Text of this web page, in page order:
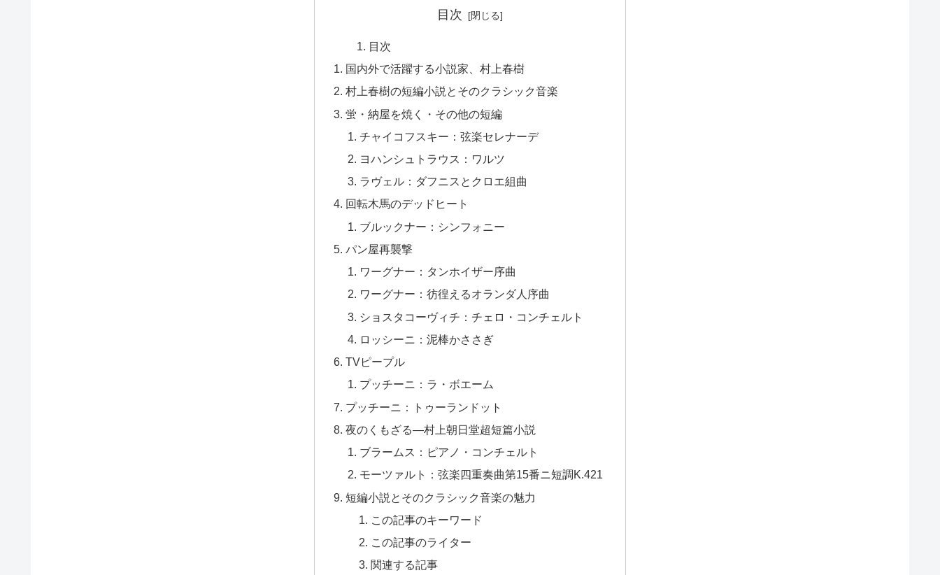
目次
目次
国内外で活躍する小説家、村上春樹
村上春樹の短編小説とそのクラシック音楽
蛍・納屋を焼く・その他の短編
チャイコフスキー：弦楽セレナーデ
ヨハンシュトラウス：ワルツ
ラヴェル：ダフニスとクロエ組曲
回転木馬のデッドヒート
ブルックナー：シンフォニー
パン屋再襲撃
ワーグナー：タンホイザー序曲
ワーグナー：彷徨えるオランダ人序曲
ショスタコーヴィチ：チェロ・コンチェルト
ロッシーニ：泥棒かささぎ
TVピープル
プッチーニ：ラ・ボエーム
プッチーニ：トゥーランドット
夜のくもざる―村上朝日堂超短篇小説
ブラームス：ピアノ・コンチェルト
モーツァルト：弦楽四重奏曲第15番ニ短調K.421
短編小説とそのクラシック音楽の魅力
この記事のキーワード
この記事のライター
関連する記事